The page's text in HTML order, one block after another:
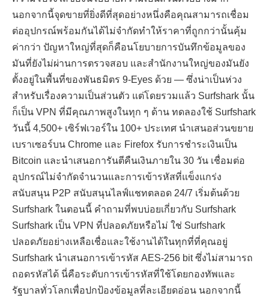
นอกจากนี้จุดขายที่ยิ่งดีที่สุดอย่างหนึ่งคือคุณสามารถเชื่อม
ต่ออุปกรณ์พร้อมกันได้ไม่จำกัดทำให้ราคาที่ถูกกว่านั้นคุ้ม
ค่ากว่า ปัญหาใหญ่ที่สุดก็คือนโยบายการบันทึกข้อมูลของ
มันที่ยังไม่ผ่านการตรวจสอบ และสำนักงานใหญ่ของมันยัง
ตั้งอยู่ในพื้นที่ของพันธมิตร 9-Eyes ด้วย — ซึ่งน่าเป็นห่วง
สำหรับเรื่องความเป็นส่วนตัว แต่โดยรวมแล้ว Surfshark นั้น
ก็เป็น VPN ที่มีคุณภาพสูงในทุก ๆ ด้าน ทดลองใช้ Surfshark
วันนี้ 4,500+ เซิร์ฟเวอร์ใน 100+ ประเทศ นำเสนอส่วนขยาย
เบราเซอร์บน Chrome และ Firefox รับการชำระเงินเป็น
Bitcoin และนำเสนอการันตีคืนเงินภายใน 30 วัน เชื่อมต่อ
อุปกรณ์ไม่จำกัดจำนวนและการเข้ารหัสที่แข็งแกร่ง
สนับสนุน P2P สนับสนุนไลฟ์แชทตลอด 24/7 เริ่มต้นด้วย
Surfshark ในตอนนี้ คำถามที่พบบ่อยเกี่ยวกับ Surfshark
Surfshark เป็น VPN ที่ปลอดภัยหรือไม่ ใช่ Surfshark
ปลอดภัยอย่างเหลือเชื่อและใช้งานได้ในทุกที่ที่คุณอยู่
Surfshark นำเสนอการเข้ารหัส AES-256 bit ซึ่งไม่สามารถ
ถอดรหัสได้ นี่คือระดับการเข้ารหัสที่ใช้โดยกองทัพและ
รัฐบาลทั่วโลกเพื่อปกป้องข้อมูลที่ละเอียดอ่อน นอกจากนี้